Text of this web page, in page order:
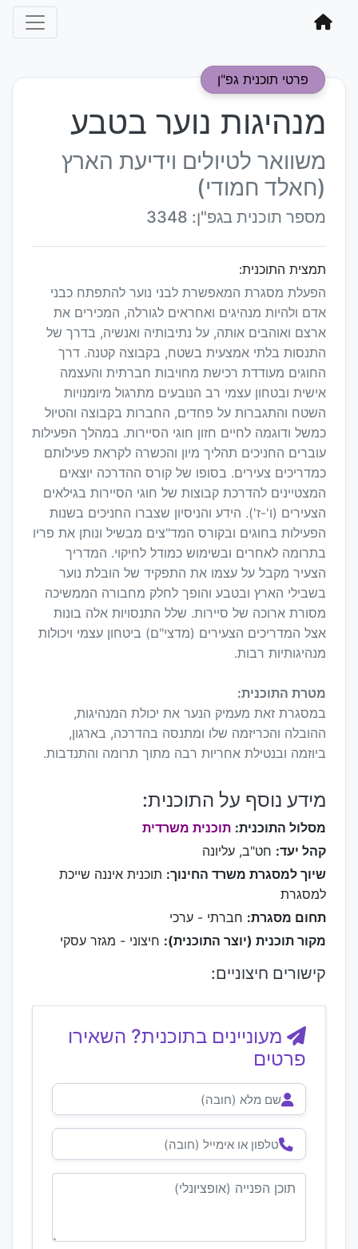
פרטי תוכנית גפ"ן
מנהיגות נוער בטבע
משוואר לטיולים וידיעת הארץ
(חאלד חמודי)
מספר תוכנית בגפ"ן: 3348
תמצית התוכנית:
הפעלת מסגרת המאפשרת לבני נוער להתפתח כבני
אדם ולהיות מנהיגים ואחראים לגורלה, המכירים את
ארצם ואוהבים אותה, על נתיבותיה ואנשיה, בדרך של
התנסות בלתי אמצעית בשטח, בקבוצה קטנה. דרך
החוגים מעודדת רכישת מחויבות חברתית והעצמה
אישית ובטחון עצמי רב הנובעים מתרגול מיומנויות
השטח והתגברות על פחדים, החברות בקבוצה והטיול
כמשל ודוגמה לחיים חזון חוגי הסיירות. במהלך הפעילות
עוברים החניכים תהליך מיון והכשרה לקראת פעילותם
כמדריכים צעירים. בסופו של קורס ההדרכה יוצאים
המצטיינים להדרכת קבוצות של חוגי הסיירות בגילאים
הצעירים (ו'-ז'). הידע והניסיון שצברו החניכים בשנות
הפעילות בחוגים ובקורס המד"צים מבשיל ונותן את פריו
בתרומה לאחרים ובשימוש כמודל לחיקוי. המדריך
הצעיר מקבל על עצמו את התפקיד של הובלת נוער
בשבילי הארץ ובטבע והופך לחלק מחבורה הממשיכה
מסורת ארוכה של סיירות. שלל התנסויות אלה בונות
אצל המדריכים הצעירים (מדצי"ם) ביטחון עצמי ויכולות
מנהיגותיות רבות.
מטרת התוכנית:
במסגרת זאת מעמיק הנער את יכולת המנהיגות,
ההובלה והכריזמה שלו ומתנסה בהדרכה, בארגון,
ביוזמה ובנטילת אחריות רבה מתוך תרומה והתנדבות.
מידע נוסף על התוכנית:
מסלול התוכנית: תוכנית משרדית
קהל יעד: חט"ב, עליונה
שיוך למסגרת משרד החינוך: תוכנית איננה שייכת
למסגרת
תחום מסגרת: חברתי - ערכי
מקור תוכנית (יוצר התוכנית): חיצוני - מגזר עסקי
קישורים חיצוניים:
מעוניינים בתוכנית? השאירו
פרטים